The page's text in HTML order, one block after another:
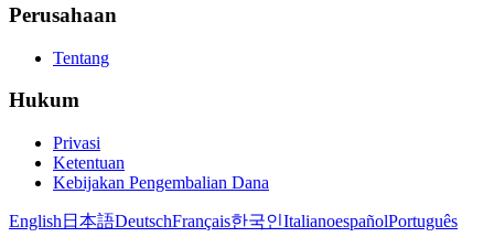
Perusahaan
Tentang
Hukum
Privasi
Ketentuan
Kebijakan Pengembalian Dana
English 日本語DeutschFrançais한국인ItalianoespañolPortuguês